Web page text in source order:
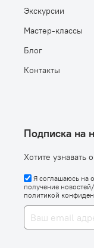
Экскурсии
Мастер-классы
Блог
Контакты
Подписка на
Хотите узнавать
Я соглашаюсь на
получение
политикой